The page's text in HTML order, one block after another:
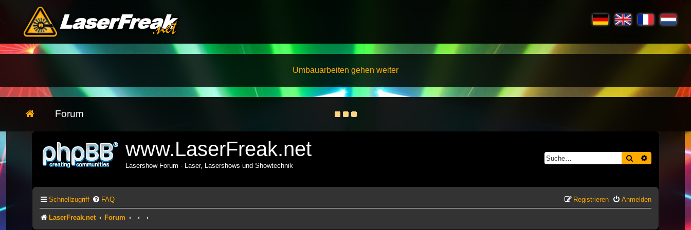
Umbauarbeiten gehen weiter
Forum
www.LaserFreak.net
Lasershow Forum - Laser, Lasershows und Showtechnik
Suche Erweiterte
Schnellzugriff FAQ Anmelden
Registrieren
LaserFreak.net Forum